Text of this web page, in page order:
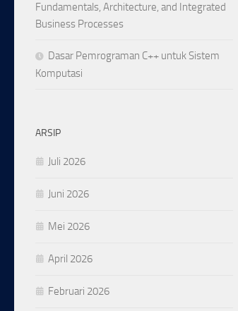
Fundamentals, Architecture, and Integrated
Business Processes
Dasar Pemrograman C++ untuk Sistem
Komputasi
ARSIP
Juli 2026
Juni 2026
Mei 2026
April 2026
Februari 2026